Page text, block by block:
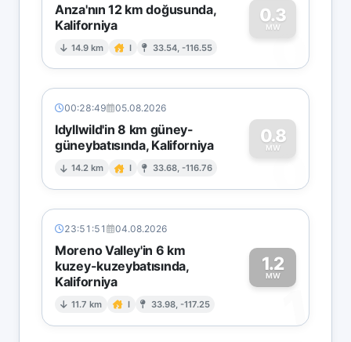
Anza'nın 12 km doğusunda,
Kaliforniya
14.9 km I 33.54, -116.55
0.3
MW
0
00:28:49 05.08.2026
Idyllwild'in 8 km güney-
güneybatısında, Kaliforniya
14.2 km I 33.68, -116.76
0.8
MW
0
23:51:51 04.08.2026
Moreno Valley'in 6 km
kuzey-kuzeybatısında,
Kaliforniya
11.7 km I 33.98, -117.25
1.2
MW
1